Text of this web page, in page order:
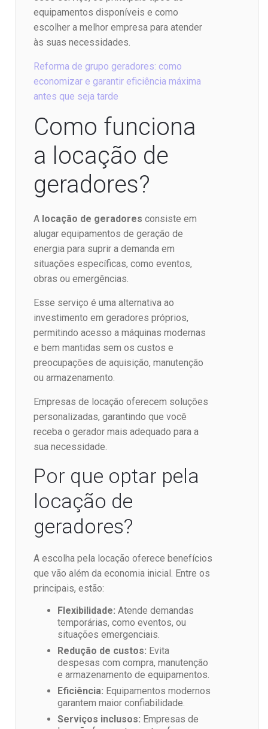
equipamentos disponíveis e como
escolher a melhor empresa para atender
às suas necessidades.
Reforma de grupo geradores: como
economizar e garantir eficiência máxima
antes que seja tarde
Como funciona
a locação de
geradores?
A locação de geradores consiste em
alugar equipamentos de geração de
energia para suprir a demanda em
situações específicas, como eventos,
obras ou emergências.
Esse serviço é uma alternativa ao
investimento em geradores próprios,
permitindo acesso a máquinas modernas
e bem mantidas sem os custos e
preocupações de aquisição, manutenção
ou armazenamento.
Empresas de locação oferecem soluções
personalizadas, garantindo que você
receba o gerador mais adequado para a
sua necessidade.
Por que optar pela
locação de
geradores?
A escolha pela locação oferece benefícios
que vão além da economia inicial. Entre os
principais, estão:
Flexibilidade: Atende demandas
temporárias, como eventos, ou
situações emergenciais.
Redução de custos: Evita
despesas com compra, manutenção
e armazenamento de equipamentos.
Eficiência: Equipamentos modernos
garantem maior confiabilidade.
Serviços inclusos: Empresas de